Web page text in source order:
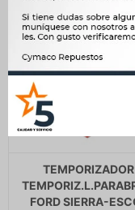
FORD SIERRA-